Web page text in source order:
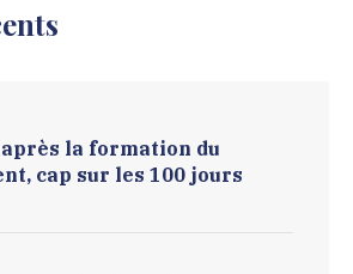
après la formation du
cap sur les 100 jours